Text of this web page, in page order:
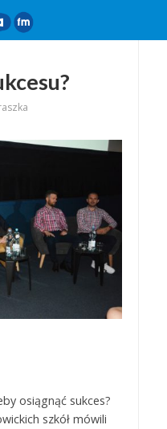
osiągnąć sukces?
szkół mówili